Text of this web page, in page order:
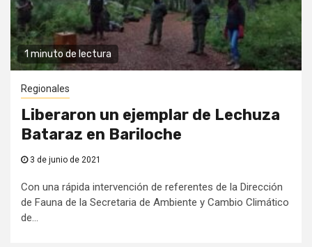
1 minuto de lectura
Regionales
Liberaron un ejemplar de Lechuza
Bataraz en Bariloche
3 de junio de 2021
Con una rápida intervención de referentes de la Dirección
de Fauna de la Secretaria de Ambiente y Cambio Climático
de...